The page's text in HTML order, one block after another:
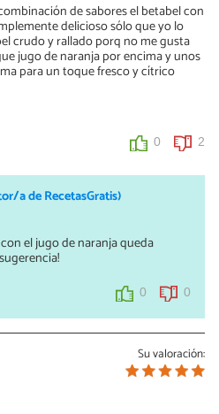
de sabores el betabel con
delicioso sólo que yo lo
crudo y rallado porq no me gusta
jugo de naranja por encima y unos
para un toque fresco y cítrico
0 2
a de RecetasGratis)
el jugo de naranja queda
0 0
Su valoración: